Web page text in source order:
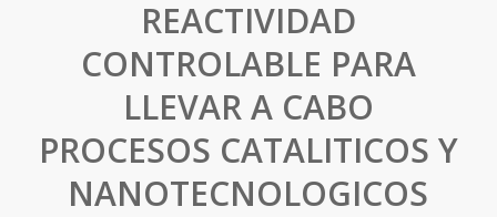
REACTIVIDAD
CONTROLABLE PARA
LLEVAR A CABO
PROCESOS CATALITICOS Y
NANOTECNOLOGICOS